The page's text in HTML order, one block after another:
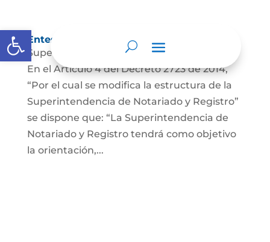
Abrir barra de herramientas
Entes y autoridades que lo vigilan
Superintendencia de Notariado y Registro
En el Artículo 4 del Decreto 2723 de 2014,
“Por el cual se modifica la estructura de la
Superintendencia de Notariado y Registro”
se dispone que: “La Superintendencia de
Notariado y Registro tendrá como objetivo
la orientación,...